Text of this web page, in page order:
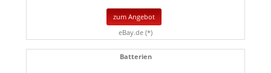
zum Angebot
eBay.de (*)
Batterien